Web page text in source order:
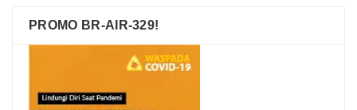
PROMO BR-AIR-329!